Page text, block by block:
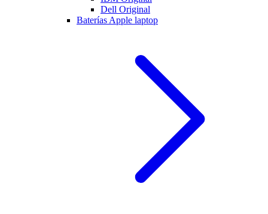
Dell Original
Baterías Apple laptop